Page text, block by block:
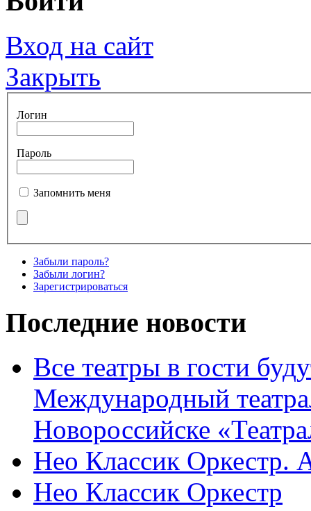
Вход на сайт
Закрыть
Логин
Пароль
Запомнить меня
Забыли пароль?
Забыли логин?
Зарегистрироваться
Последние новости
Все театры в гости
Международный
Новороссийске
Нео Классик Оркестр.
Нео Классик Оркестр